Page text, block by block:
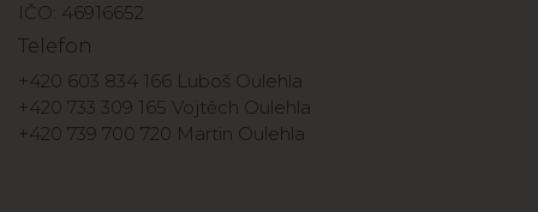
IČO: 46916652
Telefon
+420 603 834 166 Luboš Oulehla
+420 733 309 165 Vojtěch Oulehla
+420 739 700 720 Martin Oulehla